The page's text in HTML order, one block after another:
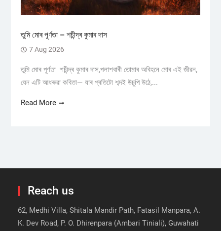
তুমি মোৰ পূৰ্ণতা – শচীন্দ্ৰ কুমাৰ দাস
7 Aug 2026
তুমি মোৰ পূৰ্ণতা শচীন্দ্ৰ কুমাৰ দাস,পলাশবাৰী তোমাৰ অবিহনে মোৰ এই জীৱন,
যেন এটি আধৰুৱা কবিতা— যাৰ প্ৰতিটো শব্দই উচুপি উঠে,...
Read More
Reach us
62, Medhi Villa, Shitala Mandir Path, Fatasil Manpara, A.
K. Dev Road, P. O. Dhirenpara (Ambari Tiniali), Guwahati